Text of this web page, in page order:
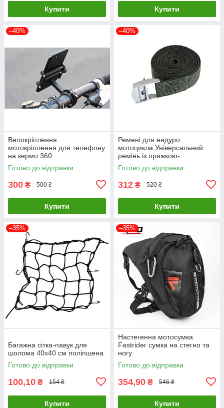
Купити Купити
–40%
Велокріплення
мотокріплення для телефону
на кермо 360
Готово до відправки
300 ₴ 500 ₴
Купити
–40%
Ремені для ендуро
мотоцикла Універсальний
ремінь із пряжкою-
фіксатором мото буксир для
ендуро мотоциклів
Готово до відправки
312 ₴ 520 ₴
Купити
–35%
Багажна сітка-павук для
шолома 40х40 см поліпшена
Готово до відправки
100,10 ₴ 154 ₴
Купити
–35%
Настегенна мотосумка
Fastrider сумка на стегно та
ногу
Готово до відправки
354,90 ₴ 546 ₴
Купити